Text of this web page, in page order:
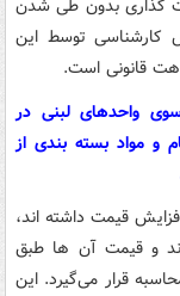
گذاری بدون طی شدن
کارشناسی توسط این
قانونی است.
واحدهای لبنی در
و مواد بسته بندی از
قیمت داشته اند،
و قیمت آن ها طبق
قرار می‌گیرد. این